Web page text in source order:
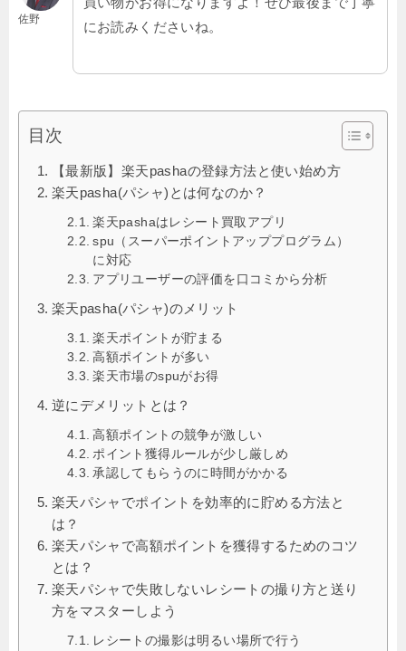
佐野
にお読みくださいね。
目次
【最新版】楽天pashaの登録方法と使い始め方
楽天pasha(パシャ)とは何なのか？
楽天pashaはレシート買取アプリ
spu（スーパーポイントアッププログラム）
に対応
アプリユーザーの評価を口コミから分析
楽天pasha(パシャ)のメリット
楽天ポイントが貯まる
高額ポイントが多い
楽天市場のspuがお得
逆にデメリットとは？
高額ポイントの競争が激しい
ポイント獲得ルールが少し厳しめ
承認してもらうのに時間がかかる
楽天パシャでポイントを効率的に貯める方法と
は？
楽天パシャで高額ポイントを獲得するためのコツ
とは？
楽天パシャで失敗しないレシートの撮り方と送り
方をマスターしよう
レシートの撮影は明るい場所で行う